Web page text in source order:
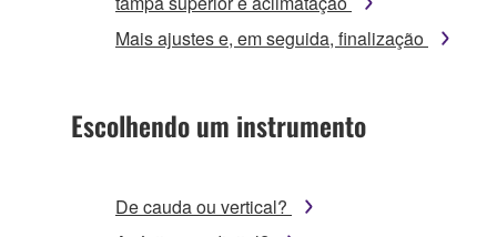
Mais ajustes e, em seguida, finalização
Escolhendo um instrumento
De cauda ou vertical?